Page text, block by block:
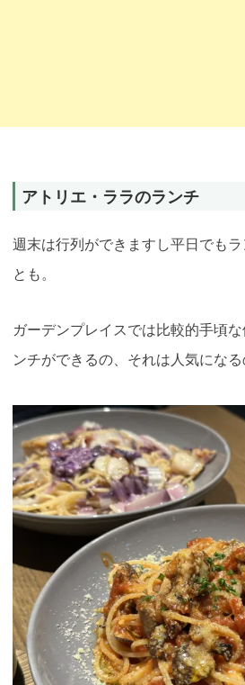
アトリエ・ララのランチ
週末は行列ができますし平日でも
とも。
ガーデンプレイスでは比較的手頃
ンチができるの、それは人気にな